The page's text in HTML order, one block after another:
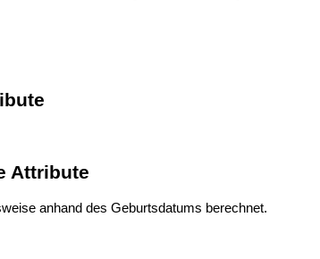
Attribute
anhand des Geburtsdatums berechnet.